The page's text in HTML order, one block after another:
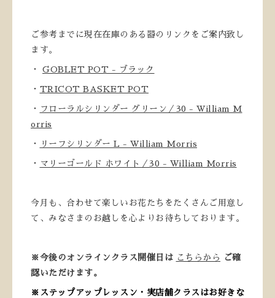
ご参考までに現在在庫のある器のリンクをご案内致し
ます。
・ GOBLET POT - ブラック
・ TRICOT BASKET POT
・ フローラルシリンダー グリーン／30 - William M
orris
・ リーフシリンダー L - William Morris
・ マリーゴールド ホワイト／30 - William Morris
今月も、合わせて楽しいお花たちをたくさんご用意し
て、みなさまのお越しを心よりお待ちしております。
※今後のオンラインクラス開催日は こちらから
ご確
認いただけます。
※ステップアップレッスン・実店舗クラスはお好きな